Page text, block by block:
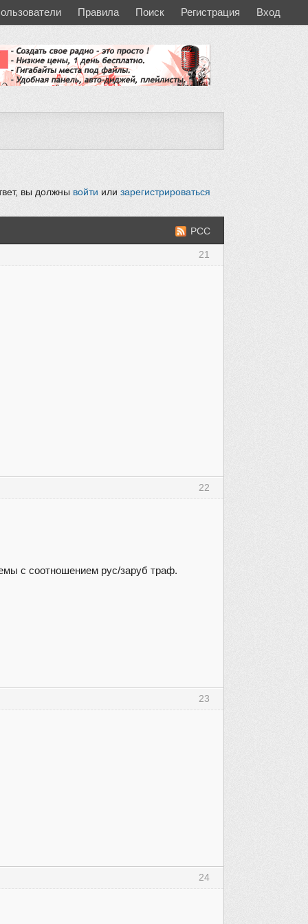
Правила Поиск Регистрация Вход
вы должны войти или зарегистрироваться
РСС
21
22
с соотношением рус/заруб траф.
23
24